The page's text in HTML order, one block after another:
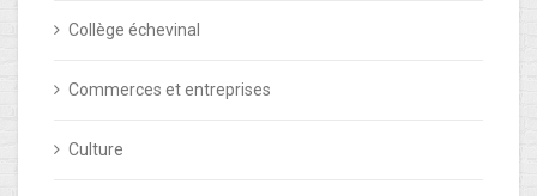
Collège échevinal
Commerces et entreprises
Culture